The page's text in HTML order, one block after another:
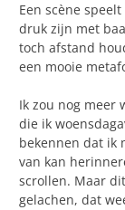
Een scène
druk zijn met
toch afstand
een mooie
Ik zou nog meer
die ik
bekennen dat ik
van kan
scrollen. Maar
gelachen, dat